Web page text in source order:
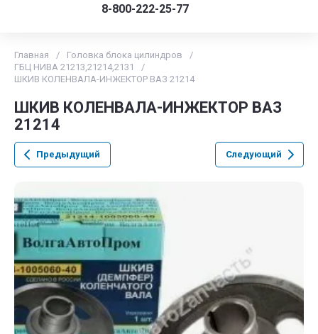
8-800-222-25-77
Главная / Головка блока цилиндров
/
ГБЦ НИВА 21213,21214,2131
/
ШКИВ КОЛЕНВАЛА-ИНЖЕКТОР ВАЗ 21214
ШКИВ КОЛЕНВАЛА-ИНЖЕКТОР ВАЗ
21214
Предыдущий Следующий